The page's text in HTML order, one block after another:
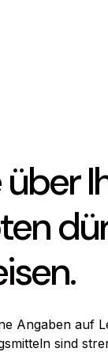
über
Angaben auf
sind